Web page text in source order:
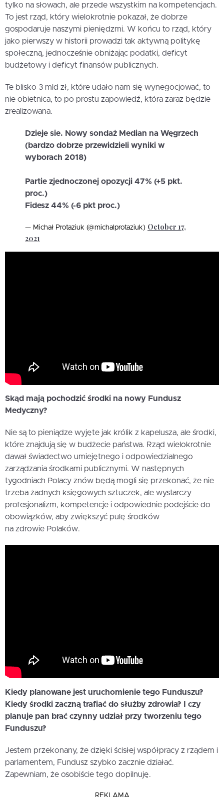
tylko na słowach, ale przede wszystkim na kompetencjach.
To jest rząd, który wielokrotnie pokazał, że dobrze
gospodaruje naszymi pieniędzmi. W końcu to rząd, który
jako pierwszy w historii prowadzi tak aktywną politykę
społeczną, jednocześnie obniżając podatki, deficyt
budżetowy i deficyt finansów publicznych.
Te blisko 3 mld zł, które udało nam się wynegocjować, to
nie obietnica, to po prostu zapowiedź, która zaraz będzie
zrealizowana.
Dzieje sie. Nowy sondaż Median na Węgrzech
(bardzo dobrze przewidzieli wyniki w
wyborach 2018)
Partie zjednoczonej opozycji 47% (+5 pkt.
proc.)
Fidesz 44% (-6 pkt proc.)
— Michał Protaziuk (@michalprotaziuk) October 17,
2021
Skąd mają pochodzić środki na nowy Fundusz
Medyczny?
Nie są to pieniądze wyjęte jak królik z kapelusza, ale środki,
które znajdują się w budżecie państwa. Rząd wielokrotnie
dawał świadectwo umiejętnego i odpowiedzialnego
zarządzania środkami publicznymi. W następnych
tygodniach Polacy znów będą mogli się przekonać, że nie
trzeba żadnych księgowych sztuczek, ale wystarczy
profesjonalizm, kompetencje i odpowiednie podejście do
obowiązków, aby zwiększyć pulę środków
na zdrowie Polaków.
Kiedy planowane jest uruchomienie tego Funduszu?
Kiedy środki zaczną trafiać do służby zdrowia? I czy
planuje pan brać czynny udział przy tworzeniu tego
Funduszu?
Jestem przekonany, że dzięki ścisłej współpracy z rządem i
parlamentem, Fundusz szybko zacznie działać.
Zapewniam, że osobiście tego dopilnuję.
REKLAMA